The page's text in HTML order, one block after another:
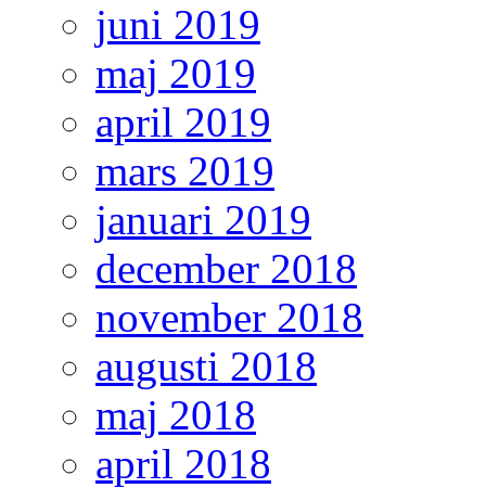
juni 2019
maj 2019
april 2019
mars 2019
januari 2019
december 2018
november 2018
augusti 2018
maj 2018
april 2018